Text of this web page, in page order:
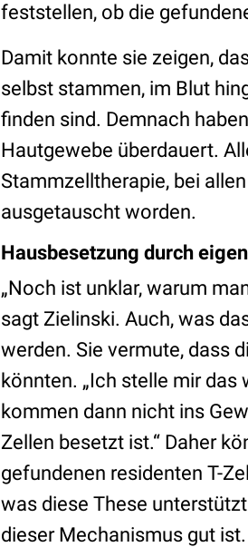
feststellen, ob die
Damit konnte sie zeigen,
selbst stammen, im Blut
finden sind. Demnach
Hautgewebe überdauert.
Stammzelltherapie, bei
ausgetauscht worden.
Hausbesetzung durch
„Noch ist unklar, warum
sagt Zielinski. Auch, was
werden. Sie vermute, dass
könnten. „Ich stelle mir das
kommen dann nicht ins
Zellen besetzt ist.“ Daher
gefundenen residenten T-
was diese These
dieser Mechanismus gut ist.